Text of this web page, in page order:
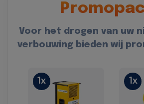
Voor het drogen van uw
verbouwing bieden wij
1x 1x